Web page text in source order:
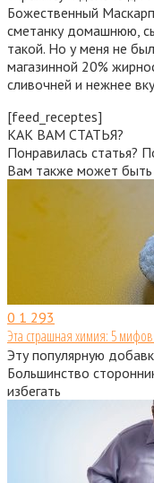
Божественный
сметанку домашнюю,
такой. Но у меня не
магазинной 20%
сливочней и нежнее
[feed_receptes]
КАК ВАМ СТАТЬЯ?
Понравилась статья?
Вам также может быть
0 1 293
Эта страшная химия: 5
Эту популярную
Большинство
избегать